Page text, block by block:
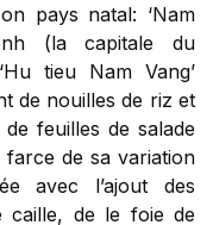
pays natal: ‘Nam
(la capitale du
tieu Nam Vang’
de nouilles de riz et
feuilles de salade
farce de sa variation
avec l’ajout des
de le foie de